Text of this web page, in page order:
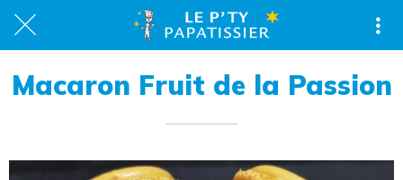
Macaron Fruit de la Passion